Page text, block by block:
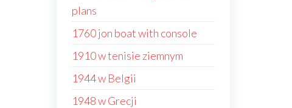
plans
1760 jon boat with console
1910 w tenisie ziemnym
1944 w Belgii
1948 w Grecji